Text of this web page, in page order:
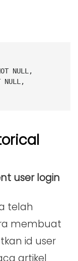
NULL,
NULL,
user login
telah
membuat
id user